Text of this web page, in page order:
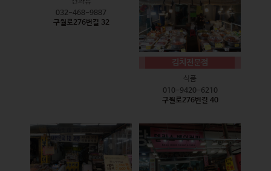
032-468-9887
구월로276번길 32
김치전문점
식품
010-9420-6210
구월로276번길 40